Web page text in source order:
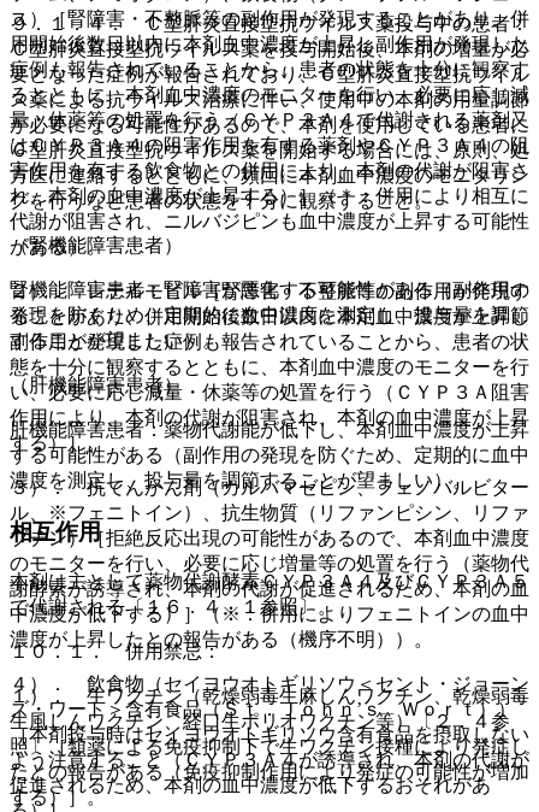
ス）［腎障害・不整脈等の副作用が発現することがあり、併
用開始後数日以内に本剤血中濃度が上昇し副作用が発現した
症例も報告されていることから、患者の状態を十分に観察す
るとともに、本剤血中濃度のモニターを行い、必要に応じ減
量・休薬等の処置を行う（ＣＹＰ３Ａ４で代謝される薬剤又
はＣＹＰ３Ａ４の阻害作用を有する薬剤やＣＹＰ３Ａ４の阻
害作用を有する飲食物との併用により、本剤の代謝が阻害さ
れ、本剤の血中濃度が上昇する）］（＊：併用により相互に
代謝が阻害され、ニルバジピンも血中濃度が上昇する可能性
がある）。
２）． レテルモビル［腎障害・不整脈等の副作用が発現す
ることがあり、併用開始後数日以内に本剤血中濃度が上昇し
副作用が発現した症例も報告されていることから、患者の状
態を十分に観察するとともに、本剤血中濃度のモニターを行
い、必要に応じ減量・休薬等の処置を行う（ＣＹＰ３Ａ阻害
作用により、本剤の代謝が阻害され、本剤の血中濃度が上昇
する）］。
３）． 抗てんかん剤（カルバマゼピン、フェノバルビター
ル、※フェニトイン）、抗生物質（リファンピシン、リファ
ブチン）［拒絶反応出現の可能性があるので、本剤血中濃度
のモニターを行い、必要に応じ増量等の処置を行う（薬物代
謝酵素が誘導され、本剤の代謝が促進されるため、本剤の血
中濃度が低下する）］（※：併用によりフェニトインの血中
濃度が上昇したとの報告がある（機序不明））。
４）． 飲食物（セイヨウオトギリソウ＜セント・ジョーン
ズ・ワート＞含有食品（Ｓｔ．Ｊｏｈｎ’ｓ Ｗｏｒｔ））
［本剤投与時はセイヨウオトギリソウ含有食品を摂取しない
よう注意すること（ＣＹＰ３Ａ４が誘導され、本剤の代謝が
促進されるため、本剤の血中濃度が低下するおそれがあ
９．１．４． Ｃ型肝炎直接型抗ウイルス薬投与中の患者：
Ｃ型肝炎直接型抗ウイルス薬を投与開始後、本剤の増量が必
要となった症例が報告されており、Ｃ型肝炎直接型抗ウイル
ス薬による抗ウイルス治療に伴い、使用中の本剤の用量調節
が必要になる可能性があるので、本剤を使用している患者に
Ｃ型肝炎直接型抗ウイルス薬を開始する場合には、原則、処
方医に連絡するとともに、頻回に本剤血中濃度のモニタリン
グを行うなど患者の状態を十分に観察すること。
（腎機能障害患者）
腎機能障害患者：腎障害が悪化する可能性がある（副作用の
発現を防ぐため、定期的に血中濃度を測定し、投与量を調節
することが望ましい）。
（肝機能障害患者）
肝機能障害患者：薬物代謝能が低下し、本剤血中濃度が上昇
する可能性がある（副作用の発現を防ぐため、定期的に血中
濃度を測定し、投与量を調節することが望ましい）。
相互作用
本剤は主として薬物代謝酵素ＣＹＰ３Ａ４及びＣＹＰ３Ａ５
で代謝される〔１６．４．１参照〕。
１０．１． 併用禁忌：
１）． 生ワクチン（乾燥弱毒生麻しんワクチン、乾燥弱毒
生風しんワクチン、経口生ポリオワクチン等）〔２．４参
照〕［類薬による免疫抑制下で生ワクチン接種により発症し
たとの報告がある（免疫抑制作用により発症の可能性が増加
する）］。